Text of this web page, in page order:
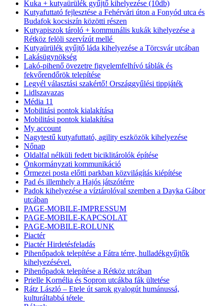
Kuka + kutyaürülék gyűjtő kihelyezése (10db)
Kutyafuttató fejlesztése a Fehérvári úton a Fonyód utca és
Budafok kocsiszín közötti részen
Kutyapiszok tároló + kommunális kukák kihelyezése a
Rétköz felöli szervízút mellé
Kutyaürülék gyűjtő láda kihelyezése a Törcsvár utcában
Lakásügynökség
Lakó-pihenő övezetre figyelemfelhívó táblák és
fekvőrendőrök telepítése
Legyél választási szakértő! Országgyűlési tippjáték
Lidlszavazas
Média 11
Mobilitási pontok kialakítása
Mobilitási pontok kialakítása
My account
Nagytestű kutyafuttató, agility eszközök kihelyezése
Nőnap
Oldalfal nélküli fedett biciklitárolók építése
Önkormányzati kommunikáció
Őrmezei posta előtti parkban közvilágítás kiépítése
Pad és illemhely a Hajós játszótérre
Padok kihelyezése a víztárolóval szemben a Dayka Gábor
utcában
PAGE-MOBILE-IMPRESSUM
PAGE-MOBILE-KAPCSOLAT
PAGE-MOBILE-ROLUNK
Piactér
Piactér Hirdetésfeladás
Pihenőpadok telepítése a Fátra térre, hulladékgyűjtők
kihelyezésével.
Pihenőpadok telepítése a Rétköz utcában
Prielle Kornélia és Sopron utcákba fák ültetése
Rátz László – Etele út sarok gyalogút humánussá,
kulturáltabbá tétele